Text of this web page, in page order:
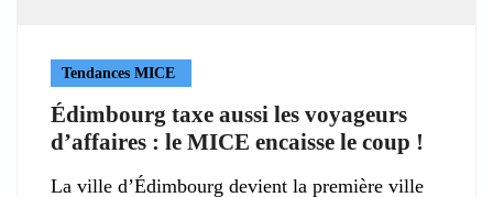
Tendances MICE
Édimbourg taxe aussi les voyageurs
d’affaires : le MICE encaisse le coup !
La ville d’Édimbourg devient la première ville